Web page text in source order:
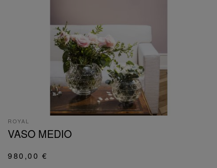
ROYAL
VASO MEDIO
980,00 €